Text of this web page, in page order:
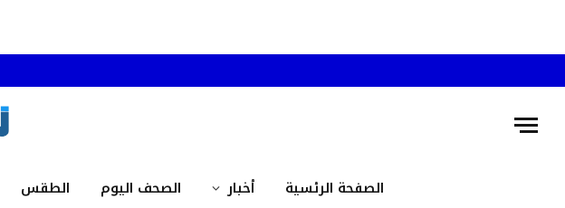
الصفحة الرئسية أخبار الصحف اليوم الطقس